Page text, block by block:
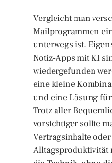
Vergleicht man
Mailprogrammen
unterwegs ist.
Notiz-Apps mit KI
wiedergefunden
eine kleine
und eine Lösung
Trotz aller
vorsichtiger sollte
Vertragsinhalte
Alltagsproduktivität